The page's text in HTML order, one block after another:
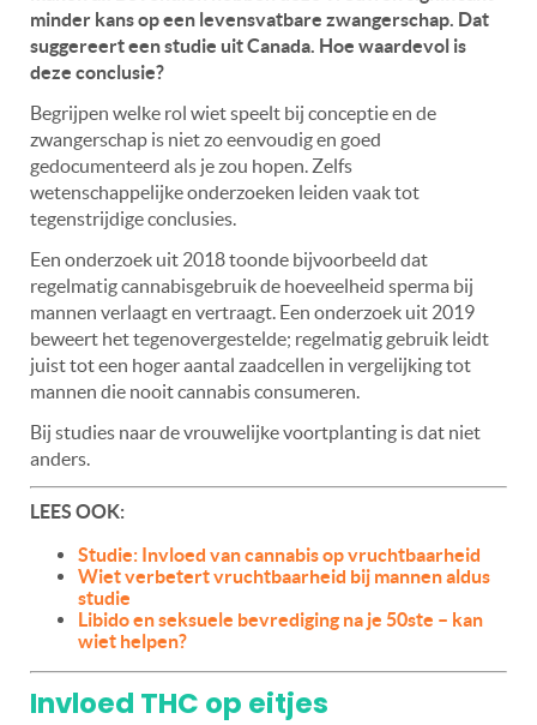
minder kans op een levensvatbare zwangerschap. Dat
suggereert een studie uit Canada. Hoe waardevol is
deze conclusie?
Begrijpen welke rol wiet speelt bij conceptie en de
zwangerschap is niet zo eenvoudig en goed
gedocumenteerd als je zou hopen. Zelfs
wetenschappelijke onderzoeken leiden vaak tot
tegenstrijdige conclusies.
Een onderzoek uit 2018 toonde bijvoorbeeld dat
regelmatig cannabisgebruik de hoeveelheid sperma bij
mannen verlaagt en vertraagt. Een onderzoek uit 2019
beweert het tegenovergestelde; regelmatig gebruik leidt
juist tot een hoger aantal zaadcellen in vergelijking tot
mannen die nooit cannabis consumeren.
Bij studies naar de vrouwelijke voortplanting is dat niet
anders.
LEES OOK:
Studie: Invloed van cannabis op vruchtbaarheid
Wiet verbetert vruchtbaarheid bij mannen aldus
studie
Libido en seksuele bevrediging na je 50ste – kan
wiet helpen?
Invloed THC op eitjes